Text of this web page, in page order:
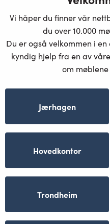
Vi håper du finner vår
du over 10.000
Du er også velkommen i
kyndig hjelp fra en av
om
Jærhagen
Hovedkontor
Trondheim